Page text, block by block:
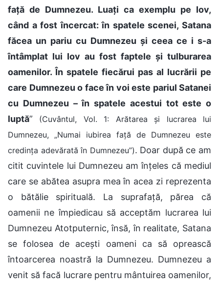
față de Dumnezeu. Luați ca exemplu pe Iov,
când a fost încercat: în spatele scenei, Satana
făcea un pariu cu Dumnezeu și ceea ce i s-a
întâmplat lui Iov au fost faptele și tulburarea
oamenilor. În spatele fiecărui pas al lucrării pe
care Dumnezeu o face în voi este pariul Satanei
cu Dumnezeu – în spatele acestui tot este o
luptă” (Cuvântul, Vol. 1: Arătarea și lucrarea lui
Dumnezeu, „Numai iubirea față de Dumnezeu este
credința adevărată în Dumnezeu”). Doar după ce am
citit cuvintele lui Dumnezeu am înțeles că mediul
care se abătea asupra mea în acea zi reprezenta
o bătălie spirituală. La suprafață, părea că
oamenii ne împiedicau să acceptăm lucrarea lui
Dumnezeu Atotputernic, însă, în realitate, Satana
se folosea de acești oameni ca să oprească
întoarcerea noastră la Dumnezeu. Dumnezeu a
venit să facă lucrare pentru mântuirea oamenilor,